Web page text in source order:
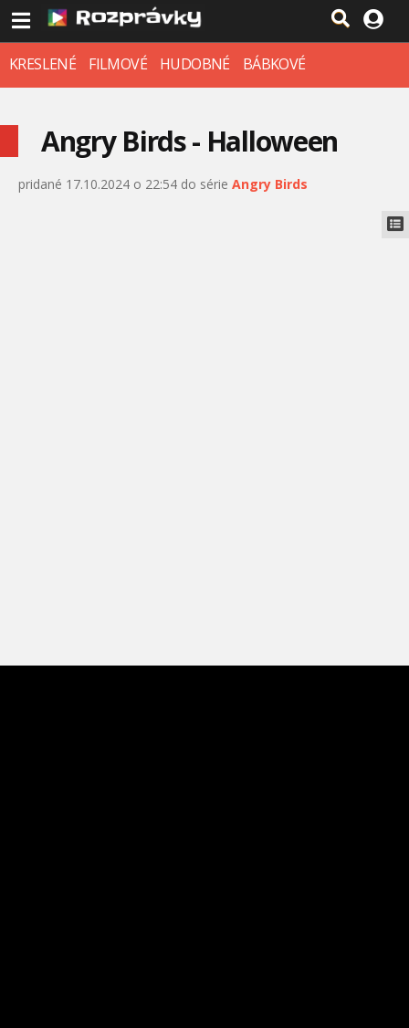
KRESLENÉ FILMOVÉ HUDOBNÉ BÁBKOVÉ
Angry Birds - Halloween
pridané 17.10.2024 o 22:54 do série Angry Birds